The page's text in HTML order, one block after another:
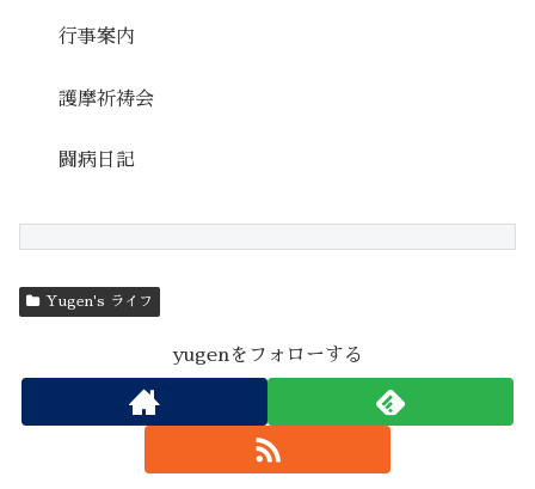
行事案内
護摩祈祷会
闘病日記
Yugen's ライフ
yugenをフォローする